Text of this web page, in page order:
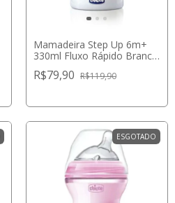
Mamadeira Step Up 6m+
330ml Fluxo Rápido Branca
R$79,90 R$119,90
ESGOTADO